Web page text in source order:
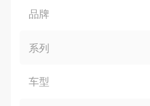
品牌
系列
车型